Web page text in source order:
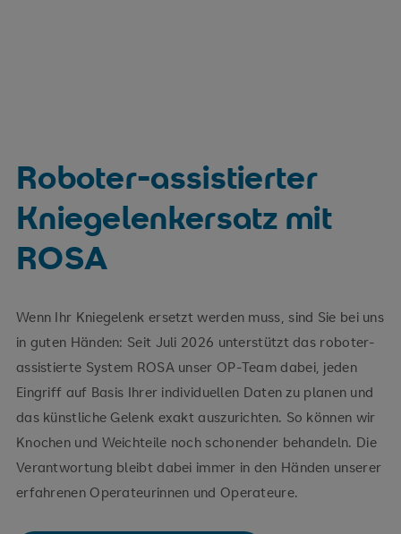
Roboter-assistierter
Kniegelenkersatz mit
ROSA
Wenn Ihr Kniegelenk ersetzt werden muss, sind Sie bei uns
in guten Händen: Seit Juli 2026 unterstützt das roboter-
assistierte System ROSA unser OP-Team dabei, jeden
Eingriff auf Basis Ihrer individuellen Daten zu planen und
das künstliche Gelenk exakt auszurichten. So können wir
Knochen und Weichteile noch schonender behandeln. Die
Verantwortung bleibt dabei immer in den Händen unserer
erfahrenen Operateurinnen und Operateure.